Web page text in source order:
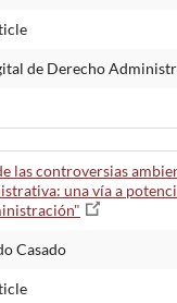
de Derecho
las controversias
una vía a
Casado